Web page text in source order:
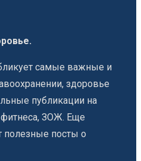
самые важные и
здоровье
публикации на
фитнеса, ЗОЖ. Еще
полезные посты о